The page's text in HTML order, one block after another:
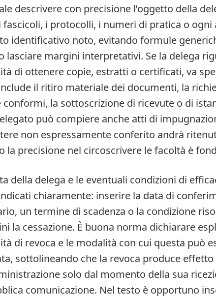
descrivere con precisione l’oggetto della
fascicoli, i protocolli, i numeri di pratica o ogni
identificativo noto, evitando formule
lasciare margini interpretativi. Se la delega
di ottenere copie, estratti o certificati, va
il ritiro materiale dei documenti, la
conformi, la sottoscrizione di ricevute o di
può compiere anche atti di
non espressamente conferito andrà
la precisione nel circoscrivere le facoltà è
della delega e le eventuali condizioni di
chiaramente: inserire la data di
un termine di scadenza o la condizione
la cessazione. È buona norma dichiarare
di revoca e le modalità con cui questa può
sottolineando che la revoca produce
solo dal momento della sua
comunicazione. Nel testo è opportuno